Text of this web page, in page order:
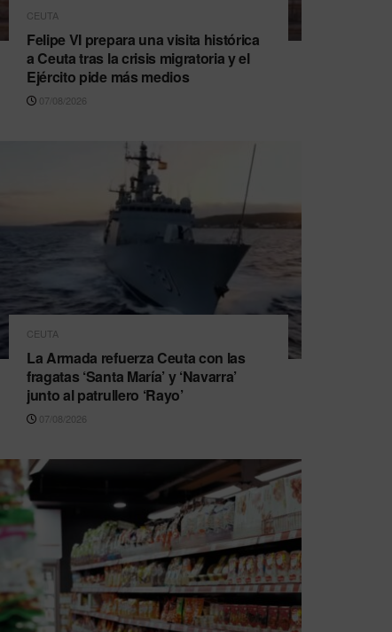
CEUTA
Felipe VI prepara una visita histórica
a Ceuta tras la crisis migratoria y el
Ejército pide más medios
07/08/2026
CEUTA
La Armada refuerza Ceuta con las
fragatas ‘Santa María’ y ‘Navarra’
junto al patrullero ‘Rayo’
07/08/2026